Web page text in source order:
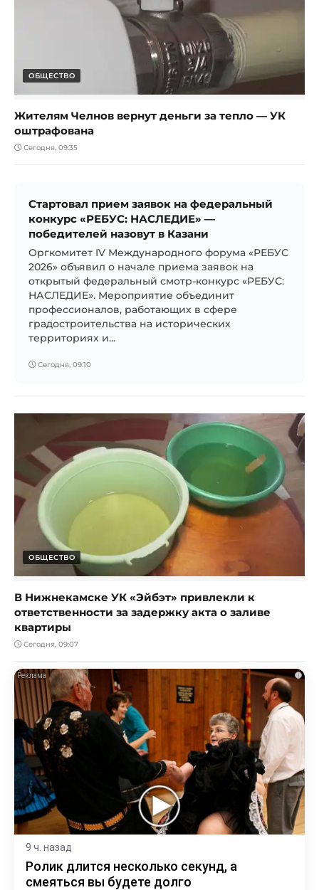
ОБЩЕСТВО
Жителям Челнов вернут деньги за тепло — УК
оштрафована
Сегодня, 09:35
Стартовал прием заявок на федеральный
конкурс «РЕБУС: НАСЛЕДИЕ» —
победителей назовут в Казани
Оргкомитет IV Международного форума «РЕБУС
2026» объявил о начале приема заявок на
открытый федеральный смотр-конкурс «РЕБУС:
НАСЛЕДИЕ». Мероприятие объединит
профессионалов, работающих в сфере
градостроительства на исторических
территориях и...
Сегодня, 09:10
ОБЩЕСТВО
В Нижнекамске УК «Эйбэт» привлекли к
ответственности за задержку акта о заливе
квартиры
Сегодня, 09:07
i
9 ч. назад
Ролик длится несколько секунд, а
смеяться вы будете долго